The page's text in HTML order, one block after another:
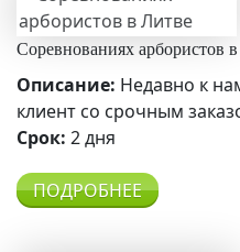
Соревнованиях арбористов
Описание: Недавно к
клиент со срочным
Срок: 2 дня
ПОДРОБНЕЕ